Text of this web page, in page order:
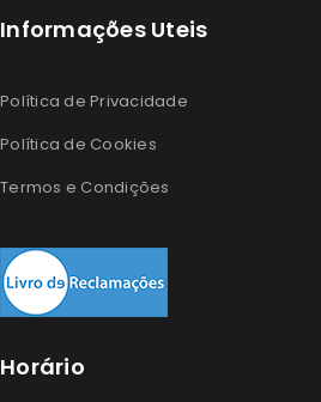
Informações Uteis
Política de Privacidade
Política de Cookies
Termos e Condições
Horário